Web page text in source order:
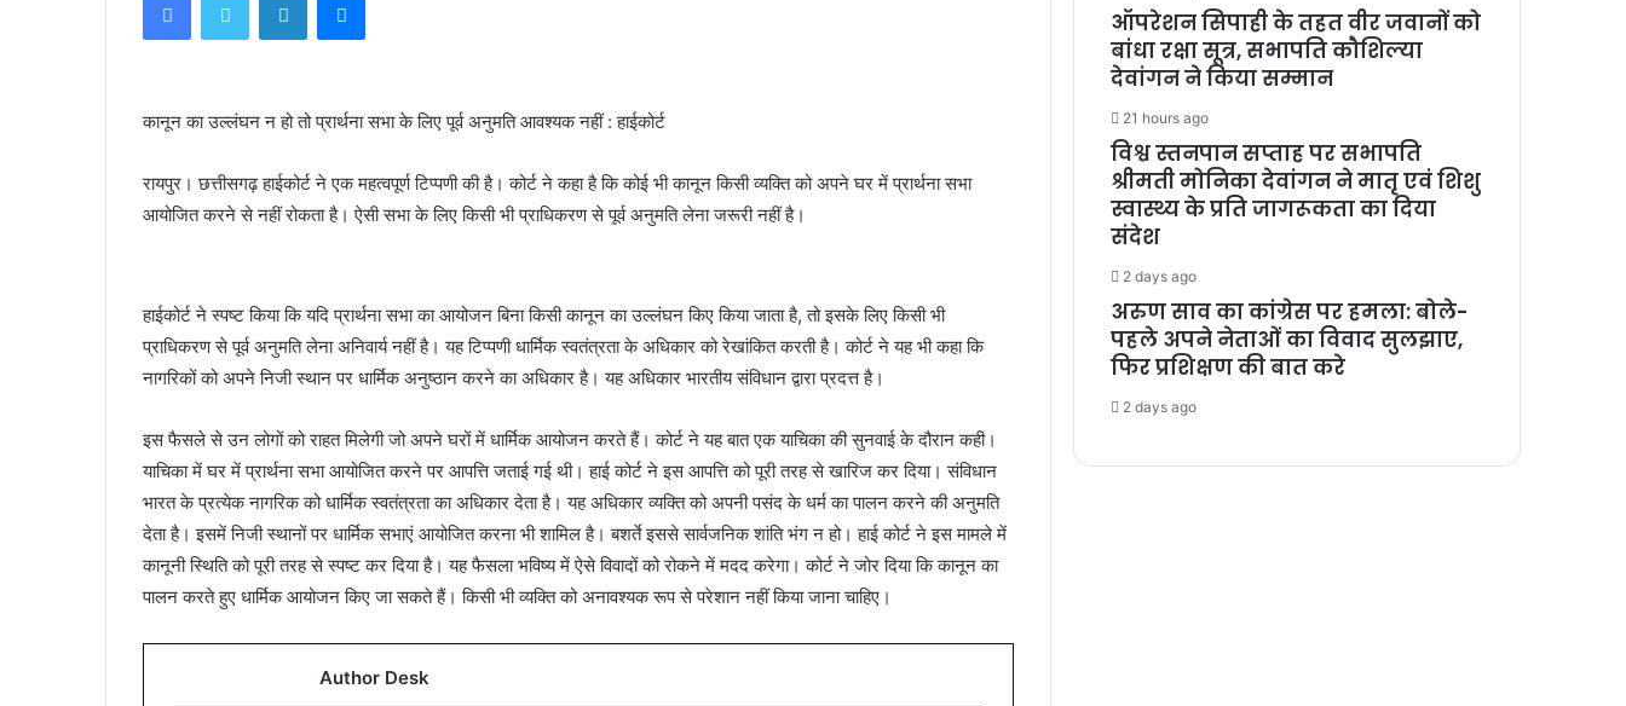
कानून का उल्लंघन न हो तो प्रार्थना सभा के लिए पूर्व अनुमति आवश्यक नहीं : हाईकोर्ट
रायपुर। छत्तीसगढ़ हाईकोर्ट ने एक महत्वपूर्ण टिप्पणी की है। कोर्ट ने कहा है कि कोई भी कानून किसी व्यक्ति को अपने घर में प्रार्थना सभा
आयोजित करने से नहीं रोकता है। ऐसी सभा के लिए किसी भी प्राधिकरण से पूर्व अनुमति लेना जरूरी नहीं है।
हाईकोर्ट ने स्पष्ट किया कि यदि प्रार्थना सभा का आयोजन बिना किसी कानून का उल्लंघन किए किया जाता है, तो इसके लिए किसी भी
प्राधिकरण से पूर्व अनुमति लेना अनिवार्य नहीं है। यह टिप्पणी धार्मिक स्वतंत्रता के अधिकार को रेखांकित करती है। कोर्ट ने यह भी कहा कि
नागरिकों को अपने निजी स्थान पर धार्मिक अनुष्ठान करने का अधिकार है। यह अधिकार भारतीय संविधान द्वारा प्रदत्त है।
इस फैसले से उन लोगों को राहत मिलेगी जो अपने घरों में धार्मिक आयोजन करते हैं। कोर्ट ने यह बात एक याचिका की सुनवाई के दौरान कही।
याचिका में घर में प्रार्थना सभा आयोजित करने पर आपत्ति जताई गई थी। हाई कोर्ट ने इस आपत्ति को पूरी तरह से खारिज कर दिया। संविधान
भारत के प्रत्येक नागरिक को धार्मिक स्वतंत्रता का अधिकार देता है। यह अधिकार व्यक्ति को अपनी पसंद के धर्म का पालन करने की अनुमति
देता है। इसमें निजी स्थानों पर धार्मिक सभाएं आयोजित करना भी शामिल है। बशर्ते इससे सार्वजनिक शांति भंग न हो। हाई कोर्ट ने इस मामले में
कानूनी स्थिति को पूरी तरह से स्पष्ट कर दिया है। यह फैसला भविष्य में ऐसे विवादों को रोकने में मदद करेगा। कोर्ट ने जोर दिया कि कानून का
पालन करते हुए धार्मिक आयोजन किए जा सकते हैं। किसी भी व्यक्ति को अनावश्यक रूप से परेशान नहीं किया जाना चाहिए।
Author Desk
ऑपरेशन सिपाही के तहत वीर जवानों को
बांधा रक्षा सूत्र, सभापति कौशिल्या
देवांगन ने किया सम्मान
21 hours ago
विश्व स्तनपान सप्ताह पर सभापति
श्रीमती मोनिका देवांगन ने मातृ एवं शिशु
स्वास्थ्य के प्रति जागरूकता का दिया
संदेश
2 days ago
अरुण साव का कांग्रेस पर हमला: बोले-
पहले अपने नेताओं का विवाद सुलझाए,
फिर प्रशिक्षण की बात करे
2 days ago